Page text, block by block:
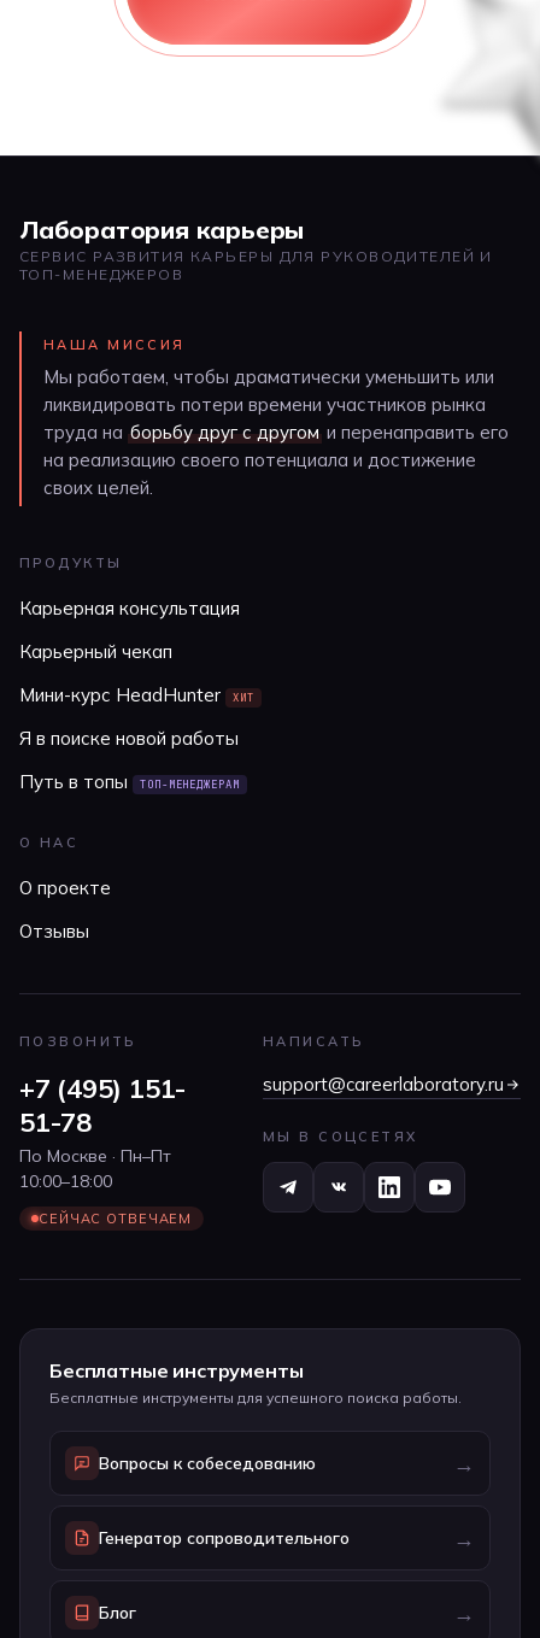
Лаборатория карьеры
СЕРВИС РАЗВИТИЯ КАРЬЕРЫ ДЛЯ РУКОВОДИТЕЛЕЙ И
ТОП-МЕНЕДЖЕРОВ
НАША МИССИЯ
Мы работаем, чтобы драматически уменьшить или
ликвидировать потери времени участников рынка
труда на борьбу друг с другом и перенаправить его
на реализацию своего потенциала и достижение
своих целей.
ПРОДУКТЫ
Карьерная консультация
Карьерный чекап
Мини-курс HeadHunter
ХИТ
Я в поиске новой работы
Путь в топы
ТОП-МЕНЕДЖЕРАМ
О НАС
О проекте
Отзывы
ПОЗВОНИТЬ
+7 (495) 151-
51-78
По Москве · Пн–Пт
10:00–18:00
СЕЙЧАС ОТВЕЧАЕМ
НАПИСАТЬ
support@careerlaboratory.ru
МЫ В СОЦСЕТЯХ
Бесплатные инструменты
Бесплатные инструменты для успешного поиска работы.
Вопросы к собеседованию →
Генератор сопроводительного →
Блог →